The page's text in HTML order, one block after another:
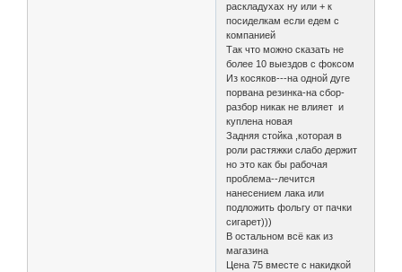
раскладухах ну или + к
посиделкам если едем с
компанией
Так что можно сказать не
более 10 выездов с фоксом
Из косяков---на одной дуге
порвана резинка-на сбор-
разбор никак не влияет и
куплена новая
Задняя стойка ,которая в
роли растяжки слабо держит
но это как бы рабочая
проблема--лечится
нанесением лака или
подложить фольгу от пачки
сигарет)))
В остальном всё как из
магазина
Цена 75 вместе с накидкой